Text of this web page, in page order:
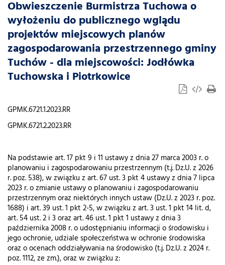
Obwieszczenie Burmistrza Tuchowa o
wyłożeniu do publicznego wglądu
projektów miejscowych planów
zagospodarowania przestrzennego gminy
Tuchów - dla miejscowości: Jodłówka
Tuchowska i Piotrkowice
GPMK.6721.1.2023.RR
GPMK.6721.2.2023.RR
Na podstawie art. 17 pkt 9 i 11 ustawy z dnia 27 marca 2003 r. o
planowaniu i zagospodarowaniu przestrzennym (t.j. Dz.U. z 2026
r. poz. 538), w związku z art. 67 ust. 3 pkt 4 ustawy z dnia 7 lipca
2023 r. o zmianie ustawy o planowaniu i zagospodarowaniu
przestrzennym oraz niektórych innych ustaw (Dz.U. z 2023 r. poz.
1688) i art. 39 ust. 1 pkt 2-5, w związku z art. 3 ust. 1 pkt 14 lit. d,
art. 54 ust. 2 i 3 oraz art. 46 ust. 1 pkt 1 ustawy z dnia 3
października 2008 r. o udostępnianiu informacji o środowisku i
jego ochronie, udziale społeczeństwa w ochronie środowiska
oraz o ocenach oddziaływania na środowisko (t.j. Dz.U. z 2024 r.
poz. 1112, ze zm.), oraz w związku z: